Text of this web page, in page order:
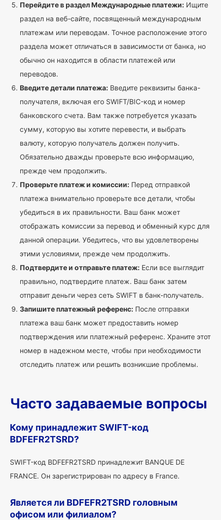
Перейдите в раздел Международные платежи: Ищите
раздел на веб-сайте, посвященный международным
платежам или переводам. Точное расположение этого
раздела может отличаться в зависимости от банка, но
обычно он находится в области платежей или
переводов.
Введите детали платежа: Введите реквизиты банка-
получателя, включая его SWIFT/BIC-код и номер
банковского счета. Вам также потребуется указать
сумму, которую вы хотите перевести, и выбрать
валюту, которую получатель должен получить.
Обязательно дважды проверьте всю информацию,
прежде чем продолжить.
Проверьте платеж и комиссии: Перед отправкой
платежа внимательно проверьте все детали, чтобы
убедиться в их правильности. Ваш банк может
отображать комиссии за перевод и обменный курс для
данной операции. Убедитесь, что вы удовлетворены
этими условиями, прежде чем продолжить.
Подтвердите и отправьте платеж: Если все выглядит
правильно, подтвердите платеж. Ваш банк затем
отправит деньги через сеть SWIFT в банк-получатель.
Запишите платежный референс: После отправки
платежа ваш банк может предоставить номер
подтверждения или платежный референс. Храните этот
номер в надежном месте, чтобы при необходимости
отследить платеж или решить возникшие проблемы.
Часто задаваемые вопросы
Кому принадлежит SWIFT-код
BDFEFR2TSRD?
SWIFT-код BDFEFR2TSRD принадлежит BANQUE DE
FRANCE. Он зарегистрирован по адресу в France.
Является ли BDFEFR2TSRD головным
офисом или филиалом?